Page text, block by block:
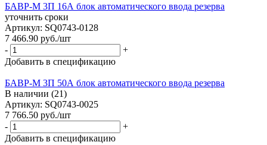
БАВР-М 3П 16А блок автоматического ввода резерва
уточнить сроки
Артикул: SQ0743-0128
7 466.90 руб./шт
-
+
Добавить в спецификацию
БАВР-М 3П 50А блок автоматического ввода резерва
В наличии (21)
Артикул: SQ0743-0025
7 766.50 руб./шт
-
+
Добавить в спецификацию